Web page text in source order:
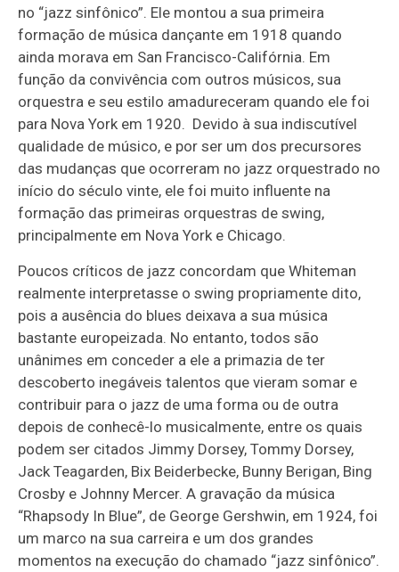
no “jazz sinfônico”. Ele montou a sua primeira
formação de música dançante em 1918 quando
ainda morava em San Francisco-Califórnia. Em
função da convivência com outros músicos, sua
orquestra e seu estilo amadureceram quando ele foi
para Nova York em 1920. Devido à sua indiscutível
qualidade de músico, e por ser um dos precursores
das mudanças que ocorreram no jazz orquestrado no
início do século vinte, ele foi muito influente na
formação das primeiras orquestras de swing,
principalmente em Nova York e Chicago.
Poucos críticos de jazz concordam que Whiteman
realmente interpretasse o swing propriamente dito,
pois a ausência do blues deixava a sua música
bastante europeizada. No entanto, todos são
unânimes em conceder a ele a primazia de ter
descoberto inegáveis talentos que vieram somar e
contribuir para o jazz de uma forma ou de outra
depois de conhecê-lo musicalmente, entre os quais
podem ser citados Jimmy Dorsey, Tommy Dorsey,
Jack Teagarden, Bix Beiderbecke, Bunny Berigan, Bing
Crosby e Johnny Mercer. A gravação da música
“Rhapsody In Blue”, de George Gershwin, em 1924, foi
um marco na sua carreira e um dos grandes
momentos na execução do chamado “jazz sinfônico”.